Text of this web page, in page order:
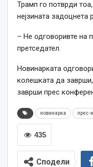
Трамп го потврди
нејзината задоцнета
– Не одговоривте на
претседател.
Новинарката
колешката да
заврши прес
новинарка прес-
435
Сподели